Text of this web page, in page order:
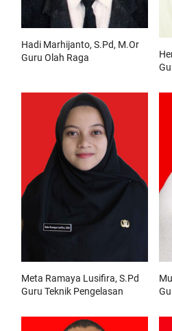
Hadi Marhijanto, S.Pd, M.Or
Guru Olah Raga
Meta Ramaya Lusifira, S.Pd
Guru Teknik Pengelasan